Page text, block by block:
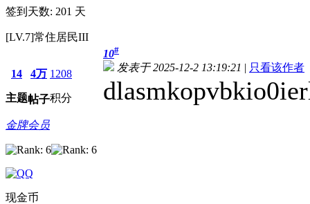
签到天数: 201 天
[LV.7]常住居民III
14
主题
4万
帖子
1208
积分
金牌会员
现金币
10#
发表于 2025-12-2 13:19:21 | 只看该作者